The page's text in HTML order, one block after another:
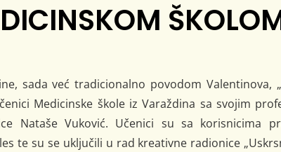
sada već tradicionalno povodom Valentinova,
Medicinske škole iz Varaždina sa svojim
Nataše Vuković. Učenici su sa korisnicima
te su se uključili u rad kreativne radionice